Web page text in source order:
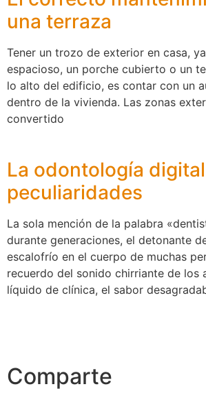
una terraza
Tener un trozo de exterior en casa,
espacioso, un porche cubierto o un
lo alto del edificio, es contar con un
dentro de la vivienda. Las zonas
convertido
La odontología
peculiaridades
La sola mención de la palabra
durante generaciones, el detonante
escalofrío en el cuerpo de muchas
recuerdo del sonido chirriante de los
líquido de clínica, el sabor
Comparte